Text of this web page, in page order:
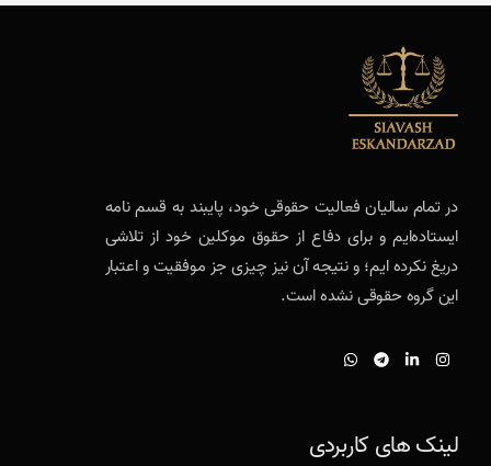
در تمام سالیان فعالیت حقوقی خود، پایبند به قسم نامه
ایستاده‌ایم و برای دفاع از حقوق موکلین خود از تلاشی
دریغ نکرده ایم؛ و نتیجه آن نیز چیزی جز موفقیت و اعتبار
این گروه حقوقی نشده است.
لینک های کاربردی